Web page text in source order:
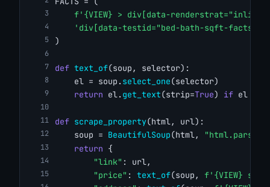
f'{VIEW} > div[data-
'div[data-testid="bed-bath-sqft-facts"]'
)
def text_of(soup, selector):
    el = soup.
select_one(selector)
return el. get_text(strip=True) if el
def scrape_property(html, url):
    soup =
BeautifulSoup(html, "html.parser"
return {
"link" : url,
"price" : text_of(soup, f'{VIEW}